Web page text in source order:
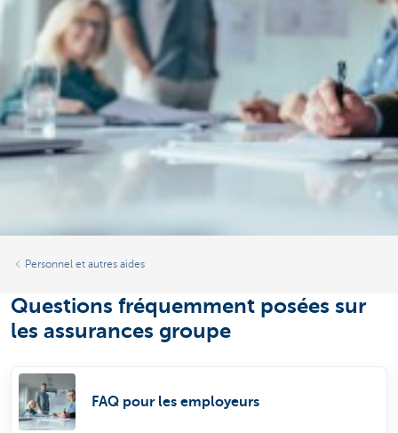
Personnel et autres aides
Questions fréquemment posées sur
les assurances groupe
FAQ pour les employeurs